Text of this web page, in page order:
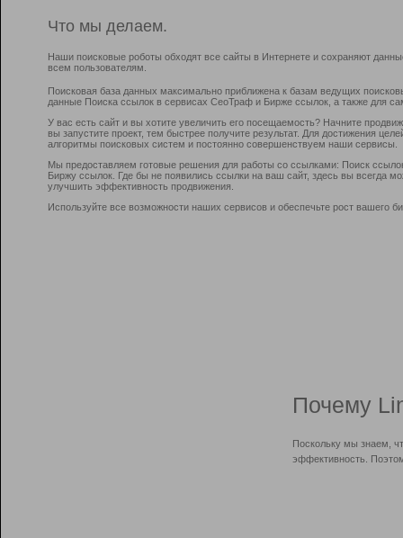
Что мы делаем.
Наши поисковые роботы обходят все сайты в Интернете и сохраняют
всем пользователям.
Поисковая база данных максимально приближена к базам ведущих
данные Поиска ссылок в сервисах СеоТраф и Бирже ссылок, а также для
У вас есть сайт и вы хотите увеличить его посещаемость? Начните
вы запустите проект, тем быстрее получите результат. Для достижения
алгоритмы поисковых систем и постоянно совершенствуем наши сервисы.
Мы предоставляем готовые решения для работы со ссылками: Поиск
Биржу ссылок. Где бы не появились ссылки на ваш сайт, здесь вы всегда
улучшить эффективность продвижения.
Используйте все возможности наших сервисов и обеспечьте рост вашего
Почему
Поскольку мы знаем,
эффективность.